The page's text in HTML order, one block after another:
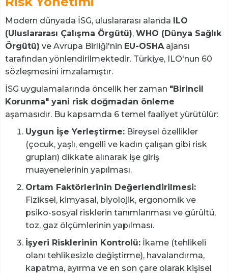
Modern dünyada İSG, uluslararası alanda
ILO
(Uluslararası Çalışma Örgütü), WHO (Dünya Sağlık
Örgütü) ve Avrupa Birliği'nin EU-OSHAajansı
tarafından yönlendirilmektedir. Türkiye, ILO'nun 60
sözleşmesini imzalamıştır.
İSG uygulamalarında öncelik her zaman "Birincil
Korunma" yani risk doğmadan önleme
aşamasıdır. Bu kapsamda 6 temel faaliyet yürütülür:
Uygun İşe Yerleştirme: Bireysel özellikler
(çocuk, yaşlı, engelli ve kadın çalışan gibi risk
grupları) dikkate alınarak işe giriş
muayenelerinin yapılması.
Ortam Faktörlerinin Değerlendirilmesi:
Fiziksel, kimyasal, biyolojik, ergonomik ve
psiko-sosyal risklerin tanımlanması ve gürültü,
toz, gaz ölçümlerinin yapılması.
İşyeri Risklerinin Kontrolü: İkame (tehlikeli
olanı tehlikesizle değiştirme), havalandırma,
kapatma, ayırma ve en son çare olarak kişisel